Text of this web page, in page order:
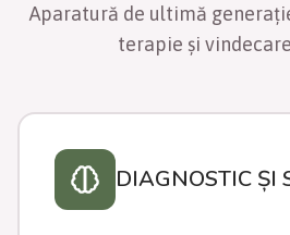
Aparatură de ultimă
terapie și
DIAGNOSTIC ȘI